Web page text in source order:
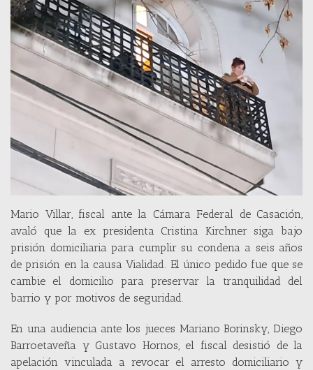
Mario Villar, fiscal ante la Cámara Federal de Casación,
avaló que la ex presidenta Cristina Kirchner siga bajo
prisión domiciliaria para cumplir su condena a seis años
de prisión en la causa Vialidad. El único pedido fue que se
cambie el domicilio para preservar la tranquilidad del
barrio y por motivos de seguridad.
En una audiencia ante los jueces Mariano Borinsky, Diego
Barroetaveña y Gustavo Hornos, el fiscal desistió de la
apelación vinculada a revocar el arresto domiciliario y